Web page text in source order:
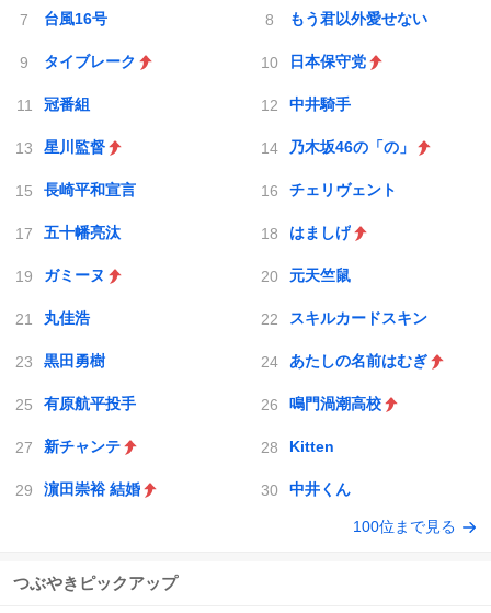
台風16号 もう君以外愛せない
タイブレーク 日本保守党
冠番組 中井騎手
星川監督 乃木坂46の「の」
長崎平和宣言 チェリヴェント
五十幡亮汰 はましげ
ガミーヌ 元天竺鼠
丸佳浩 スキルカードスキン
黒田勇樹 あたしの名前はむぎ
有原航平投手 鳴門渦潮高校
新チャンテ Kitten
濵田崇裕 結婚 中井くん
100位まで見る
つぶやきピックアップ